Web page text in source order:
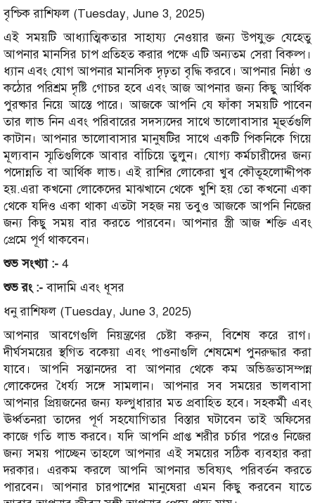
বৃশ্চিক রাশিফল (Tuesday, June 3, 2025)
এই সময়টি আধ্যাত্মিকতার সাহায্য নেওয়ার জন্য উপযু্ক্ত যেহেতু
আপনার মানসির চাপ প্রতিহত করার পক্ষে এটি অন্যতম সেরা বিকল্প।
ধ্যান এবং যোগ আপনার মানসিক দৃঢ়তা বৃদ্ধি করবে। আপনার নিষ্ঠা ও
কঠোর পরিশ্রম দৃষ্টি গোচর হবে এবং আজ আপনার জন্য কিছু আর্থিক
পুরষ্কার নিয়ে আস্তে পারে। আজকে আপনি যে ফাঁকা সময়টি পাবেন
তার লাভ নিন এবং পরিবারের সদস্যদের সাথে ভালোবাসার মূহুর্তগুলি
কাটান। আপনার ভালোবাসার মানুষটির সাথে একটি পিকনিকে গিয়ে
মূল্যবান স্মৃতিগুলিকে আবার বাঁচিয়ে তুলুন। যোগ্য কর্মচারীদের জন্য
পদোন্নতি বা আর্থিক লাভ। এই রাশির লোকেরা খুব কৌতূহলোদ্দীপক
হয়.এরা কখনো লোকেদের মাঝখানে থেকে খুশি হয় তো কখনো একা
থেকে যদিও একা থাকা এতটা সহজ নয় তবুও আজকে আপনি নিজের
জন্য কিছু সময় বার করতে পারবেন। আপনার স্ত্রী আজ শক্তি এবং
প্রেমে পূর্ণ থাকবেন।
শুভ সংখ্যা :- 4
শুভ রং :-বাদামি এবং ধূসর
ধনু রাশিফল (Tuesday, June 3, 2025)
আপনার আবগেগুলি নিয়ন্ত্রণের চেষ্টা করুন, বিশেষ করে রাগ।
দীর্ঘসময়ের স্থগিত বকেয়া এবং পাওনাগুলি শেষমেশ পুনরুদ্ধার করা
যাবে। আপনি সন্তানদের বা আপনার থেকে কম অভিজ্ঞতাসম্পন্ন
লোকেদের ধৈর্য্য সঙ্গে সামলান। আপনার সব সময়ের ভালবাসা
আপনার প্রিয়জনের জন্য ফল্গুধারার মত প্রবাহিত হবে। সহকর্মী এবং
ঊর্ধ্বতনরা তাদের পূর্ণ সহযোগিতার বিস্তার ঘটাবেন তাই অফিসের
কাজে গতি লাভ করবে। যদি আপনি প্রাপ্ত শরীর চর্চার পরেও নিজের
জন্য সময় পাচ্ছেন তাহলে আপনার এই সময়ের সঠিক ব্যবহার করা
দরকার। এরকম করলে আপনি আপনার ভবিষ্যৎ পরিবর্তন করতে
পারবেন। আপনার চারপাশের মানুষেরা এমন কিছু করবেন যাতে